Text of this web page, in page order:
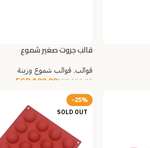
قالب جروت صغير شموع
قوالب, قوالب شموع وزينة
150.00
EGP
100.00
EGP
إضافة إلى السلة
-25%
SOLD OUT